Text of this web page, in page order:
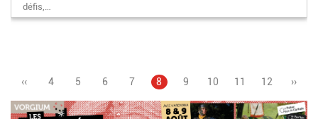
défis,…
Pagination
Page
‹‹ Page
4 Page
5 Page
6 Page
7
Page
8 Page
9 Page
10 Page
11 Page
12
Page
››